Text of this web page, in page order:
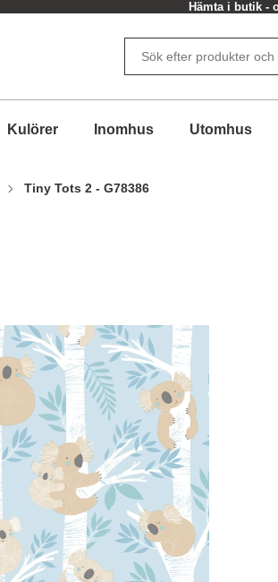
Hämta i butik -
Kulörer Inomhus Utomhus
Tiny Tots 2 - G78386